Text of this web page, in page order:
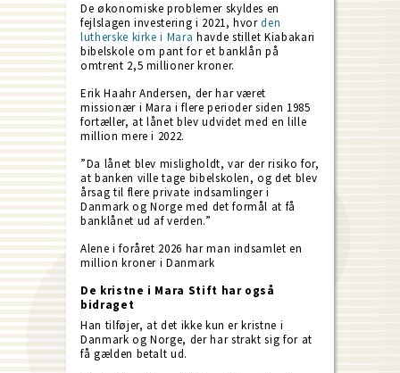
De økonomiske problemer skyldes en
fejlslagen investering i 2021, hvorden
lutherske kirke i Mara havde stillet Kiabakari
bibelskole om pant for et banklån på
omtrent 2,5 millioner kroner.
Erik Haahr Andersen, der har været
missionær i Mara i flere perioder siden 1985
fortæller, at lånet blev udvidet med en lille
million mere i 2022.
”Da lånet blev misligholdt, var der risiko for,
at banken ville tage bibelskolen, og det blev
årsag til flere private indsamlinger i
Danmark og Norge med det formål at få
banklånet ud af verden.”
Alene i foråret 2026 har man indsamlet en
million kroner i Danmark
De kristne i Mara Stift har også
bidraget
Han tilføjer, at det ikke kun er kristne i
Danmark og Norge, der har strakt sig for at
få gælden betalt ud.